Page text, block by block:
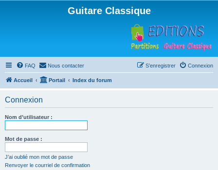
Guitare Classique
FAQ Nous contacter Connexion
S’enregistrer
Accueil Portail Index du forum
Connexion
Nom d’utilisateur :
Mot de passe :
J’ai oublié mon mot de passe
Renvoyer le courriel de confirmation